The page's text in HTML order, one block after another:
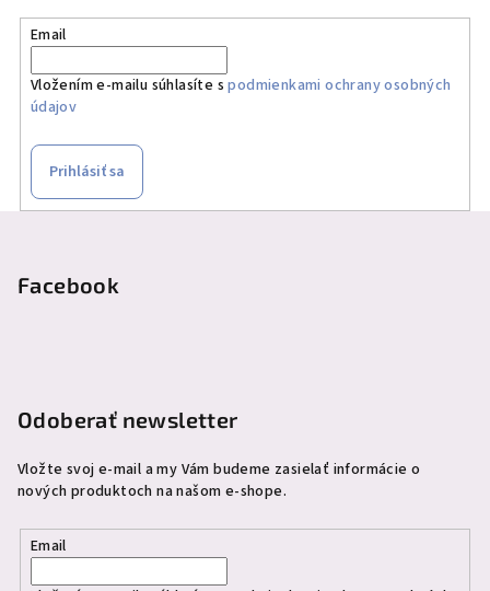
Email
Vložením e-mailu súhlasíte spodmienkami ochrany osobných
údajov
Prihlásiť sa
Facebook
Odoberať newsletter
Vložte svoj e-mail a my Vám budeme zasielať informácie o
nových produktoch na našom e-shope.
Email